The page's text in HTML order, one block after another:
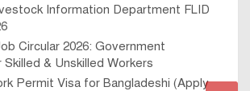
Information Department FLID
Circular 2026: Government
& Unskilled Workers
Permit Visa for Bangladeshi (Apply